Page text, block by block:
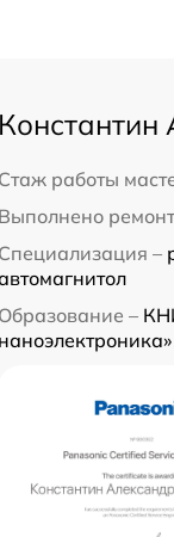
Стаж работы
Выполнено
Специализация –
Образование –
наноэлектроника»